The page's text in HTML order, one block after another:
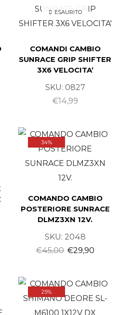
ESAURITO
COMANDI CAMBIO
SUNRACE GRIP SHIFTER
3X6 VELOCITA’
SKU: 0827
€14,99
34%
COMANDO CAMBIO
POSTERIORE SUNRACE
DLMZ3XN 12V.
SKU: 2048
€45,00 €29,90
25%